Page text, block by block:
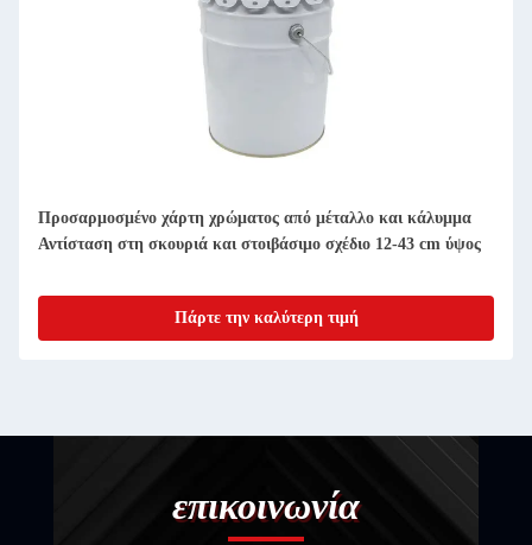
Προσαρμοσμένο χάρτη χρώματος από μέταλλο και κάλυμμα
Αντίσταση στη σκουριά και στοιβάσιμο σχέδιο 12-43 cm ύψος
Πάρτε την καλύτερη τιμή
επικοινωνία